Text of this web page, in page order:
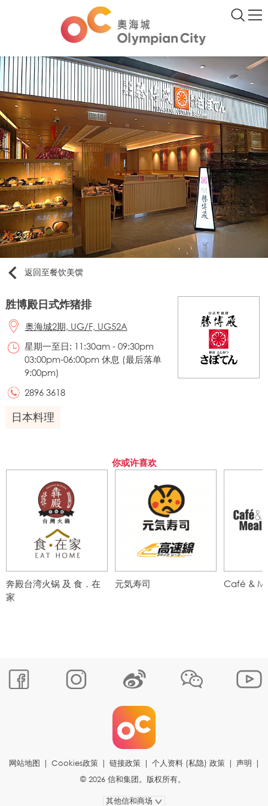
返回至餐饮美馔
胜博殿日式炸猪排
奥海城2期, UG/F, UG52A
星期一至日: 11:30am - 09:30pm
03:00pm-06:00pm 休息 (最后落单
9:00pm)
2896 3618
日本料理
你或许喜欢
奔殿台湾火锅 及 食．在
家
元気寿司 Café &
网站地图 Cookies政策 链接政策 个人资料 (私隐) 政策 声明
© 2026 信和集团。版权所有。
其他信和商场